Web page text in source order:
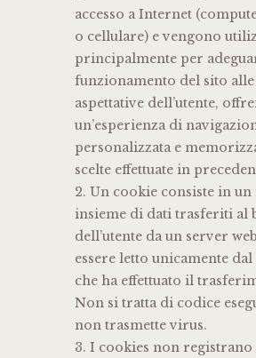
accesso a Internet
o cellulare) e vengono
principalmente per
funzionamento del sito alle
aspettative dell’utente,
un’esperienza di
personalizzata e
scelte effettuate in
2. Un cookie consiste in
insieme di dati trasferiti al
dell’utente da un server
essere letto unicamente
che ha effettuato il
Non si tratta di codice
non trasmette virus.
3. I cookies non registrano